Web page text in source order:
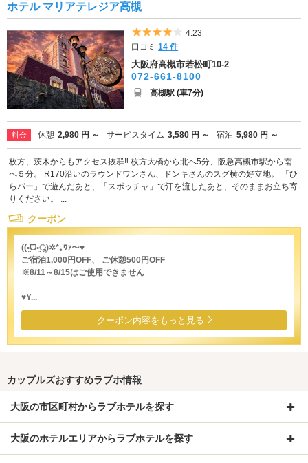
ホテル マリアテレジア高槻
5つ星のうち4
4.23
口コミ14 件
大阪府高槻市若松町10-2
072-661-8100
高槻駅 (車7分)
料金 休憩 2,980 円 ～ サービスタイム 3,580 円 ～ 宿泊 5,980 円 ～
枚方、茨木からもアクセス抜群‼ 枚方大橋から北へ5分、阪急高槻市駅から南
へ５分。 R170沿いのラウンドワンさん、ドンキさんのスグ横の好立地。 「ひ
らパー」で遊んだあと、「スポッチャ」で汗を流したあと、そのままお立ち寄
りください。 ...
クーポン
((•̤ᗜ•̤ॢ)✲*｡ﾜｧ〜♥︎
ご宿泊1,000円OFF、 ご休憩500円OFF
※8/11～8/15はご使用できません
♥Y...
クーポン内容をもっと見る
カップルズおすすめラブホ情報
大阪の市区町村からラブホテルを探す
大阪のホテルエリアからラブホテルを探す